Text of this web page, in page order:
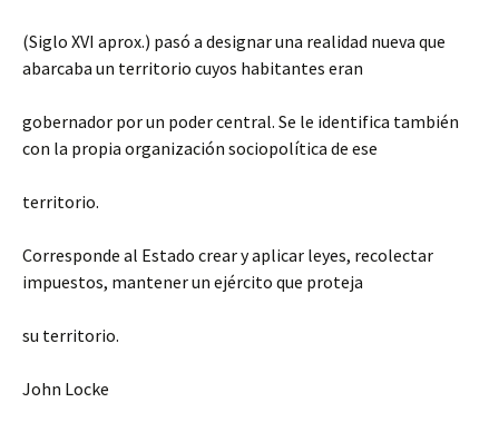
(Siglo XVI aprox.) pasó a designar una realidad nueva que
abarcaba un territorio cuyos habitantes eran
gobernador por un poder central. Se le identifica también
con la propia organización sociopolítica de ese
territorio.
Corresponde al Estado crear y aplicar leyes, recolectar
impuestos, mantener un ejército que proteja
su territorio.
John Locke